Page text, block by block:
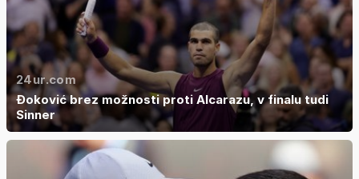
24ur.com
Đoković brez možnosti proti Alcarazu, v finalu tudi
Sinner